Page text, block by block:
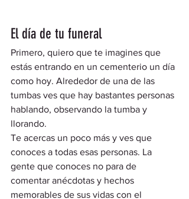
El día de tu funeral
Primero, quiero que te imagines que
estás entrando en un cementerio un día
como hoy. Alrededor de una de las
tumbas ves que hay bastantes personas
hablando, observando la tumba y
llorando.
Te acercas un poco más y ves que
conoces a todas esas personas. La
gente que conoces no para de
comentar anécdotas y hechos
memorables de sus vidas con el